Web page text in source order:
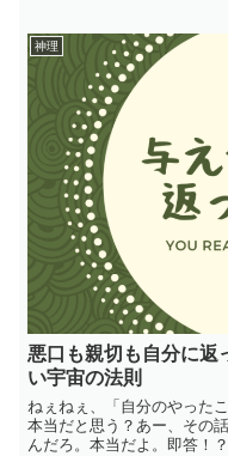
神理
悪口も親切も自分に返
い宇宙の法則
ねぇねぇ、「自分のやった
本当だと思う？あー、その
んだろ。本当だよ。即答！